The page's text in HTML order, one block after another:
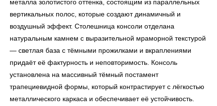
металла золотистого оттенка, состоящим из параллельных
вертикальных полос, которые создают динамичный и
воздушный эффект. Столешница консоли отделана
натуральным камнем с выразительной мраморной текстурой
— светлая база с тёмными прожилками и вкраплениями
придаёт её фактурность и неповторимость. Консоль
установлена на массивный тёмный постамент
трапециевидной формы, который контрастирует с лёгкостью
металлического каркаса и обеспечивает её устойчивость.